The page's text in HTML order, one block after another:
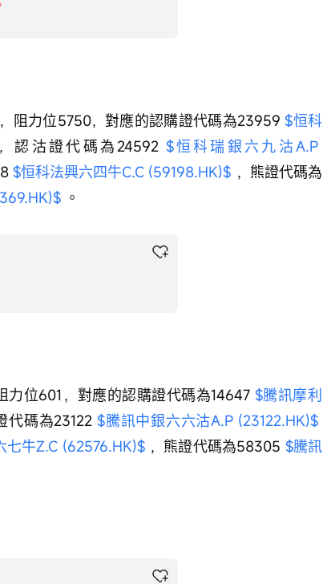
阻力位5750，對應的認購證代碼為23959 $恒科
認沽證代碼為24592 $恒科瑞銀六九沽A.P
$恒科法興六四牛C.C (59198.HK)$ ，熊證代碼為
。
位601，對應的認購證代碼為14647 $騰訊摩利
代碼為23122 $騰訊中銀六六沽A.P (23122.HK)$
七牛Z.C (62576.HK)$ ，熊證代碼為58305 $騰訊